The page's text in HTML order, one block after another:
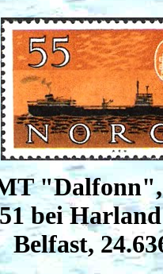
"Dalfonn",
bei
Belfast,